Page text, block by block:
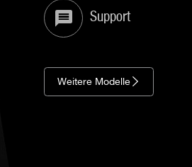
Support
Weitere Modelle